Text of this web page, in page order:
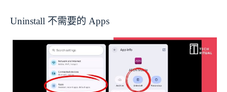
Uninstall 不需要的 Apps